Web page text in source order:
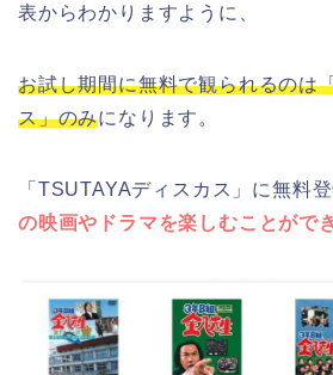
表からわかりますように、
お試し期間に無料で観られるのは
ス」のみになります。
「TSUTAYAディスカス」に無料登
の映画やドラマを楽しむことがで